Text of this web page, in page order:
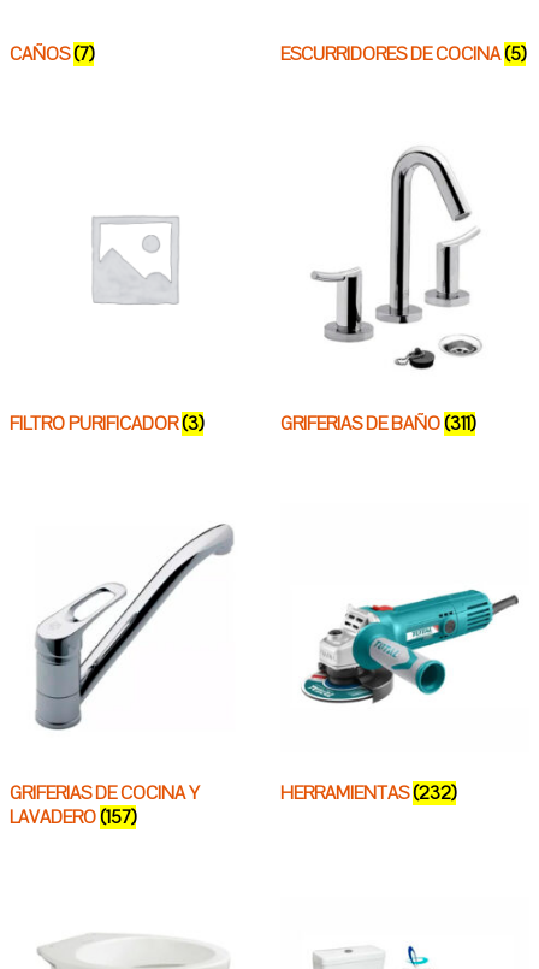
CAÑOS(7) ESCURRIDORES DE COCINA(5)
FILTRO PURIFICADOR(3) GRIFERIAS DE BAÑO(311)
GRIFERIAS DE COCINA Y
LAVADERO(157)
HERRAMIENTAS(232)